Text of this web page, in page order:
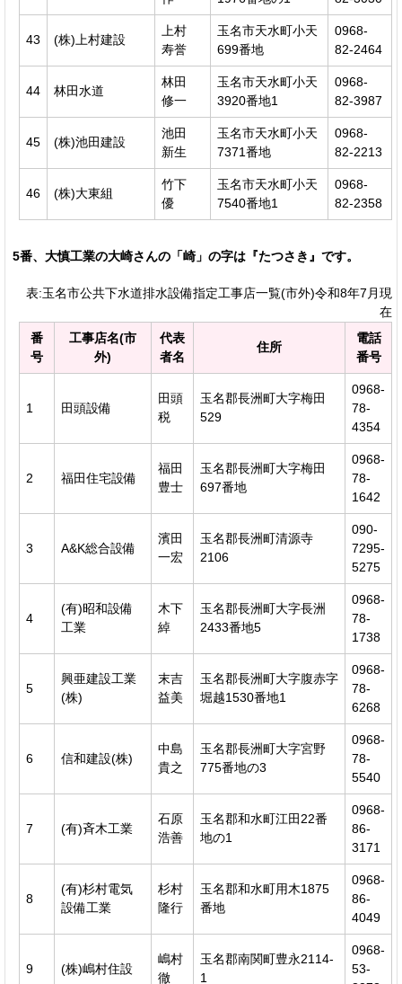
43 (株)上村建設
上村
寿誉
玉名市天水町小天
699番地
0968-
82-2464
44 林田水道
林田
修一
玉名市天水町小天
3920番地1
0968-
82-3987
45 (株)池田建設
池田
新生
玉名市天水町小天
7371番地
0968-
82-2213
46 (株)大東組
竹下
優
玉名市天水町小天
7540番地1
0968-
82-2358
5番、大慎工業の大崎さんの「崎」の字は『たつさき』です。
表:玉名市公共下水道排水設備指定工事店一覧(市外)令和8年7月現
在
番
号
工事店名(市
外)
代表
者名
住所
電話
番号
1 田頭設備
田頭
税
玉名郡長洲町大字梅田
529
0968-
78-
4354
2 福田住宅設備
福田
豊士
玉名郡長洲町大字梅田
697番地
0968-
78-
1642
3 A&K総合設備
濱田
一宏
玉名郡長洲町清源寺
2106
090-
7295-
5275
4
(有)昭和設備
工業
木下
綽
玉名郡長洲町大字長洲
2433番地5
0968-
78-
1738
5
興亜建設工業
(株)
末吉
益美
玉名郡長洲町大字腹赤字
堀越1530番地1
0968-
78-
6268
6 信和建設(株)
中島
貴之
玉名郡長洲町大字宮野
775番地の3
0968-
78-
5540
7 (有)斉木工業
石原
浩善
玉名郡和水町江田22番
地の1
0968-
86-
3171
8
(有)杉村電気
設備工業
杉村
隆行
玉名郡和水町用木1875
番地
0968-
86-
4049
9 (株)嶋村住設
嶋村
徹
玉名郡南関町豊永2114-
1
0968-
53-